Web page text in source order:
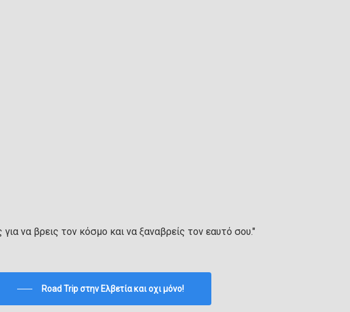
για να βρεις τον κόσμο και να ξαναβρείς τον εαυτό σου."
Road Trip στην Ελβετία και οχι μόνο!